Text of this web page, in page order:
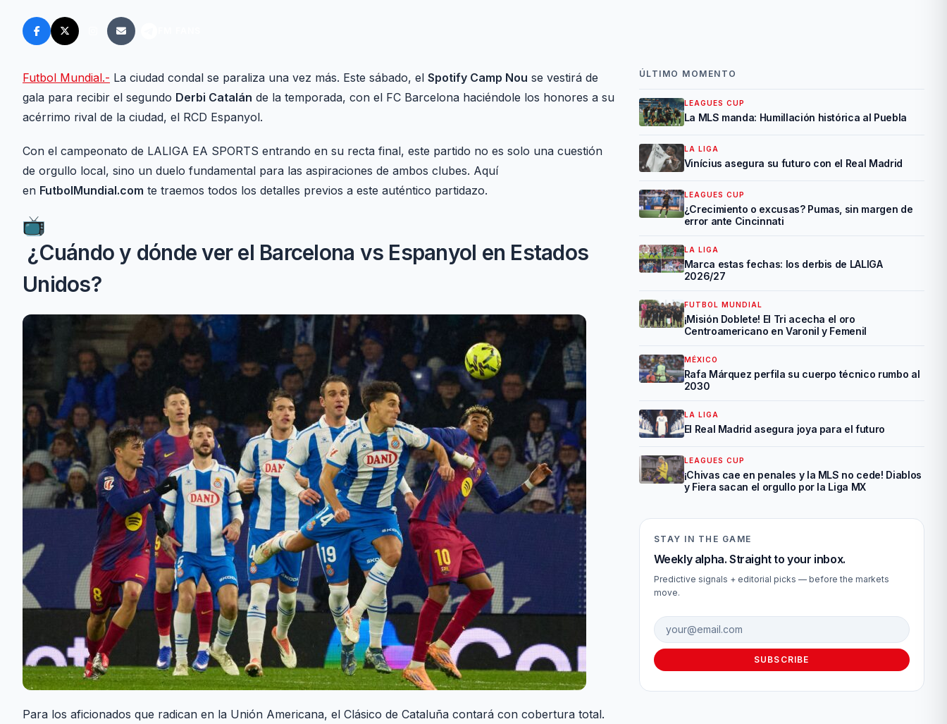
Futbol Mundial.- La ciudad condal se paraliza una vez más. Este sábado, el Spotify Camp Nou se vestirá de
gala para recibir el segundo Derbi Catalán de la temporada, con el FC Barcelona haciéndole los honores a su
acérrimo rival de la ciudad, el RCD Espanyol.
Con el campeonato de LALIGA EA SPORTS entrando en su recta final, este partido no es solo una cuestión
de orgullo local, sino un duelo fundamental para las aspiraciones de ambos clubes. Aquí
en FutbolMundial.com te traemos todos los detalles previos a este auténtico partidazo.
¿Cuándo y dónde ver el Barcelona vs Espanyol en Estados
Unidos?
Para los aficionados que radican en la Unión Americana, el Clásico de Cataluña contará con cobertura total.
ÚLTIMO MOMENTO
LEAGUES CUP
La MLS manda: Humillación histórica al Puebla
LA LIGA
Vinícius asegura su futuro con el Real Madrid
LEAGUES CUP
¿Crecimiento o excusas? Pumas, sin margen de
error ante Cincinnati
LA LIGA
Marca estas fechas: los derbis de LALIGA
2026/27
FUTBOL MUNDIAL
¡Misión Doblete! El Tri acecha el oro
Centroamericano en Varonil y Femenil
MÉXICO
Rafa Márquez perfila su cuerpo técnico rumbo al
2030
LA LIGA
El Real Madrid asegura joya para el futuro
LEAGUES CUP
¡Chivas cae en penales y la MLS no cede! Diablos
y Fiera sacan el orgullo por la Liga MX
STAY IN THE GAME
Weekly alpha. Straight to your inbox.
Predictive signals + editorial picks — before the markets
move.
Email address
SUBSCRIBE